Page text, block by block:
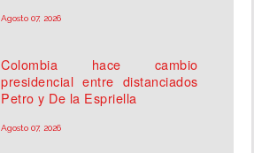
Agosto 07, 2026
Colombia hace cambio
presidencial entre distanciados
Petro y De la Espriella
Agosto 07, 2026